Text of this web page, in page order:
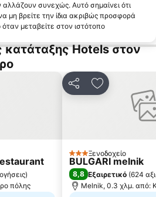
συνεχώς. Αυτό σημαίνει ότι
μη βρείτε την ίδια ακριβώς προσφορά
μεταβείτε στον ιστότοπο
Hotels στον
)
πόλης
ΚοινοποίησηΠροσθήκη
3 ΑστέριαΞενοδοχείο
BULGARI melnik
8,8 Εξαιρετικό (624
Melnik, 0.3 χλμ. από: